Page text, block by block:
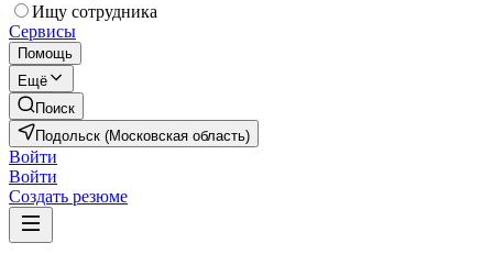
Ищу сотрудника
Сервисы
Помощь
Ещё
Поиск
Подольск (Московская область)
Войти
Войти
Создать резюме